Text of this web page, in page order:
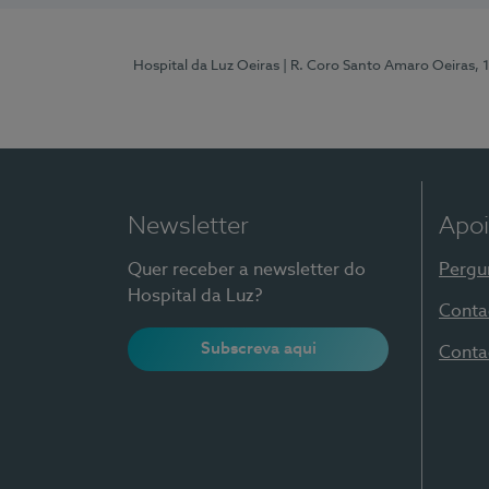
Hospital da Luz Oeiras | R. Coro Santo Amaro Oeiras,
Newsletter
Quer receber a newsletter do
Hospital da Luz?
Subscreva aqui